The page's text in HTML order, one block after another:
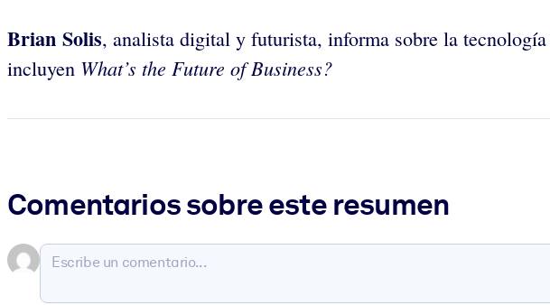
Brian Solis, analista digital y futurista, informa sobre la
incluyen What’s the Future of Business?
Comentarios sobre este resumen